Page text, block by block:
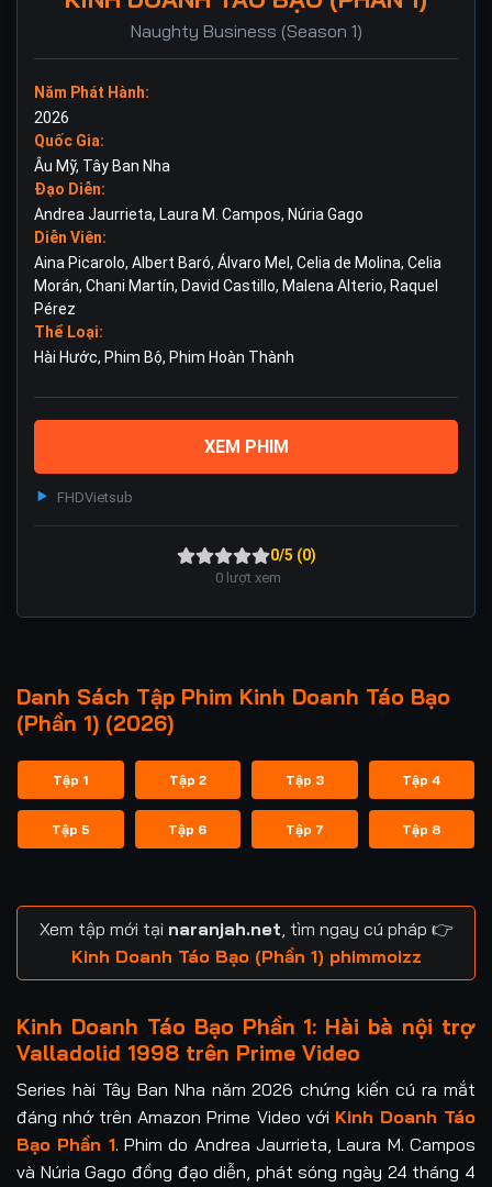
Naughty Business (Season 1)
Năm Phát Hành:
2026
Quốc Gia:
Âu Mỹ, Tây Ban Nha
Đạo Diễn:
Andrea Jaurrieta, Laura M. Campos, Núria Gago
Diễn Viên:
Aina Picarolo, Albert Baró, Álvaro Mel , Celia de Molina, Celia
Morán, Chani Martín, David Castillo, Malena Alterio, Raquel
Pérez
Thể Loại:
Hài Hước, Phim Bộ, Phim Hoàn Thành
XEM PHIM
FHDVietsub
0/5 (0)
0 lượt xem
Danh Sách Tập Phim Kinh Doanh Táo Bạo
(Phần 1) (2026)
Tập 1 Tập 2 Tập 3 Tập 4
Tập 5 Tập 6 Tập 7 Tập 8
Xem tập mới tại naranjah.net , tìm ngay cú pháp 👉
Kinh Doanh Táo Bạo (Phần 1) phimmoizz
Kinh Doanh Táo Bạo Phần 1: Hài bà nội trợ
Valladolid 1998 trên Prime Video
Series hài Tây Ban Nha năm 2026 chứng kiến cú ra mắt
đáng nhớ trên Amazon Prime Video với Kinh Doanh Táo
Bạo Phần 1. Phim do Andrea Jaurrieta, Laura M. Campos
và Núria Gago đồng đạo diễn, phát sóng ngày 24 tháng 4